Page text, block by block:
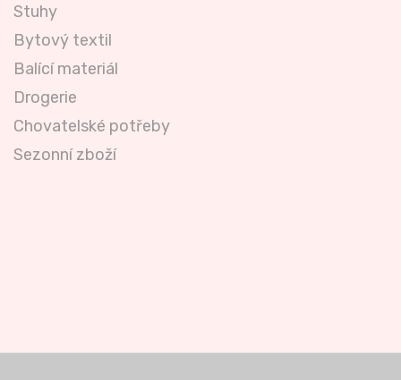
Stuhy
Bytový textil
Balící materiál
Drogerie
Chovatelské potřeby
Sezonní zboží